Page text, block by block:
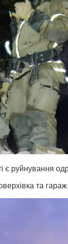
є руйнування
та гараж.